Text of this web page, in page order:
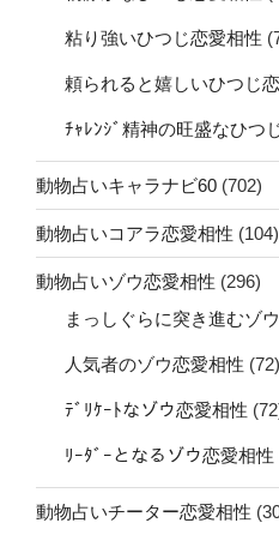
粘り強いひつじ恋愛相性
頼られると嬉しいひつじ
ﾁｬﾚﾝｼﾞ精神の旺盛なひつ
動物占いキャラナビ60 (702)
動物占いコアラ恋愛相性 (104)
動物占いゾウ恋愛相性 (296)
まっしぐらに突き進むゾ
人気者のゾウ恋愛相性 (72)
ﾃﾞﾘｹｰﾄなゾウ恋愛相性
ﾘｰﾀﾞｰとなるゾウ恋愛相性
動物占いチーター恋愛相性